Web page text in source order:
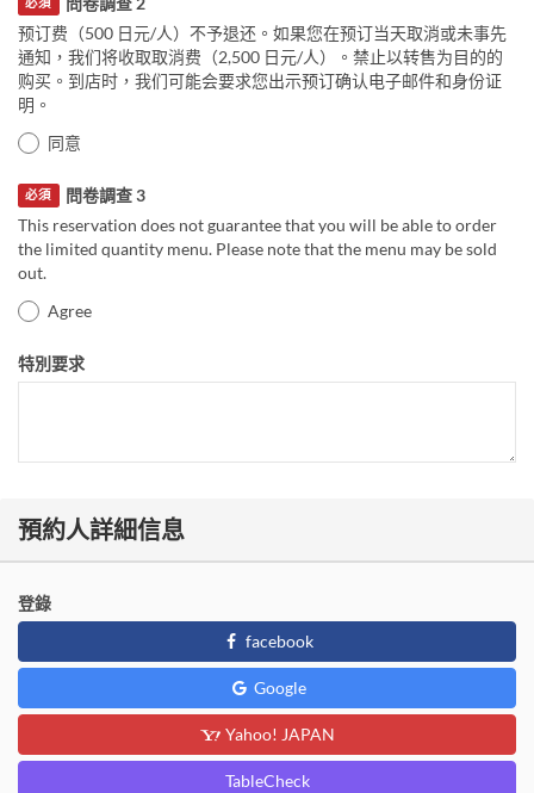
预订费（500 日元/人）不予退还。如果您在预订当天取消或未事先
通知，我们将收取取消费（2,500 日元/人）。禁止以转售为目的的
购买。到店时，我们可能会要求您出示预订确认电子邮件和身份证
明。
同意
問卷調查 3
必須
This reservation does not guarantee that you will be able to order
the limited quantity menu. Please note that the menu may be sold
out.
Agree
特別要求
預約人詳細信息
登錄
facebook
Google
Yahoo! JAPAN
TableCheck